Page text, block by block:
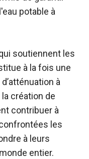
potable à
soutiennent les
à la fois une
à
création de
contribuer à
les
à leurs
entier.